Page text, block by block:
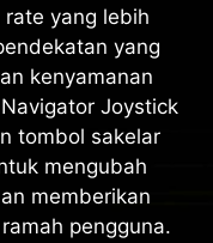
yang lebih
yang
kenyamanan
Joystick
tombol sakelar
mengubah
memberikan
pengguna.